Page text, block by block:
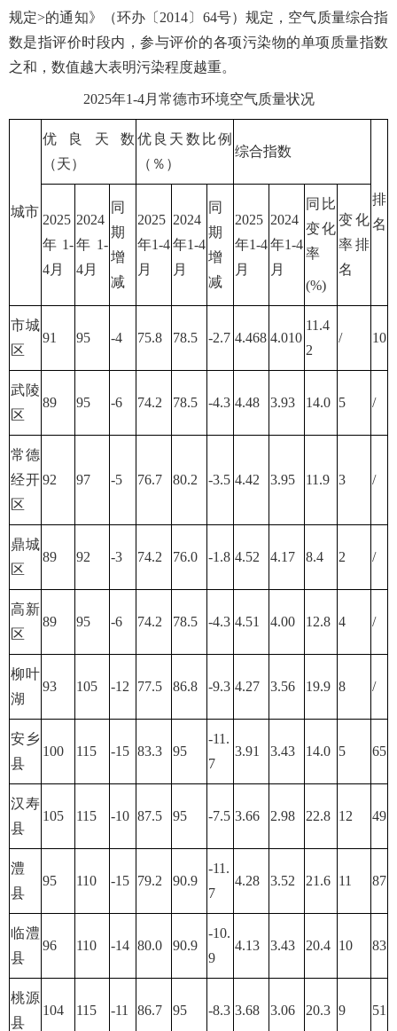
规定>的通知》（环办〔2014〕64号）规定，空气质量综合指
数是指评价时段内，参与评价的各项污染物的单项质量指数
之和，数值越大表明污染程度越重。
2025年1-4月常德市环境空气质量状况
城市
优良天数
（天）
优良天数比例
（％）
综合指数
排
名
2025
年1-
4月
2024
年1-
4月
同
期
增
减
2025
年1-4
月
2024
年1-4
月
同
期
增
减
2025
年1-4
月
2024
年1-4
月
同比
变化
率
(%)
变化
率排
名
市城
区
91 95 -4 75.8 78.5 -2.7 4.468 4.010
11.4
2
/ 10
武陵
区
89 95 -6 74.2 78.5 -4.3 4.48 3.93 14.0 5 /
常德
经开
区
92 97 -5 76.7 80.2 -3.5 4.42 3.95 11.9 3 /
鼎城
区
89 92 -3 74.2 76.0 -1.8 4.52 4.17 8.4 2 /
高新
区
89 95 -6 74.2 78.5 -4.3 4.51 4.00 12.8 4 /
柳叶
湖
93 105 -12 77.5 86.8 -9.3 4.27 3.56 19.9 8 /
安乡
县
100 115 -15 83.3 95
-11.
7
3.91 3.43 14.0 5 65
汉寿
县
105 115 -10 87.5 95 -7.5 3.66 2.98 22.8 12 49
澧
县
95 110 -15 79.2 90.9
-11.
7
4.28 3.52 21.6 11 87
临澧
县
96 110 -14 80.0 90.9
-10.
9
4.13 3.43 20.4 10 83
桃源
县
104 115 -11 86.7 95 -8.3 3.68 3.06 20.3 9 51